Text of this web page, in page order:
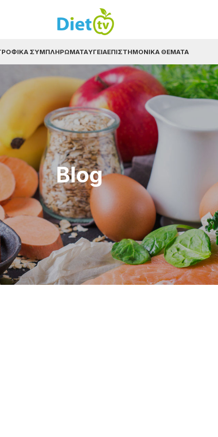
ΣΥΜΠΛΗΡΏΜΑΤΑΥΓΕΊΑΕΠΙΣΤΗΜΟΝΙΚΆ ΘΈΜΑΤΑ
Blog